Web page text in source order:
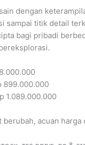
dengan
sampai titik detail
bagi pribadi
899.000.000
1.089.000.000
acuan harga